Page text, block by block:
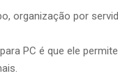
organização por
PC é que ele